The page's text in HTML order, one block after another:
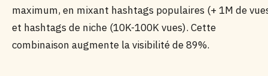
maximum, en mixant hashtags populaires (+ 1M de
et hashtags de niche (10K-100K vues). Cette
combinaison augmente la visibilité de 89%.